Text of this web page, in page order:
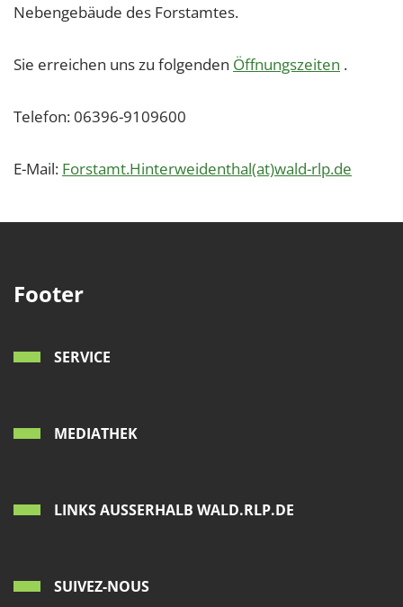
Nebengebäude des Forstamtes.
Sie erreichen uns zu folgenden Öffnungszeiten .
Telefon: 06396-9109600
E-Mail: Forstamt.Hinterweidenthal(at)wald-rlp.de
Footer
SERVICE
MEDIATHEK
LINKS AUSSERHALB WALD.RLP.DE
SUIVEZ-NOUS